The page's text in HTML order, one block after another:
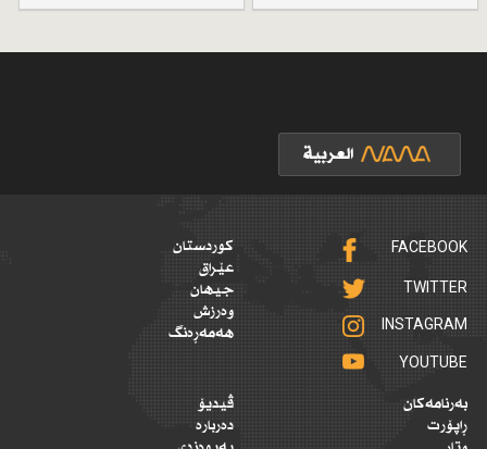
FACEBOOK
TWITTER
INSTAGRAM
YOUTUBE
کوردستان
عێراق
جیهان
وەرزش
هەمەڕەنگ
بەرنامەکان
ڕاپۆرت
ڤیدیۆ
دەربارە